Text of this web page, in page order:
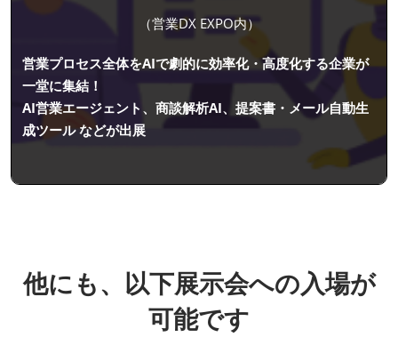
（営業DX EXPO内）
営業プロセス全体をAIで劇的に効率化・高度化する企業が
一堂に集結！
AI営業エージェント、商談解析AI、提案書・メール自動生
成ツール などが出展
他にも、以下展示会への入場が
可能です